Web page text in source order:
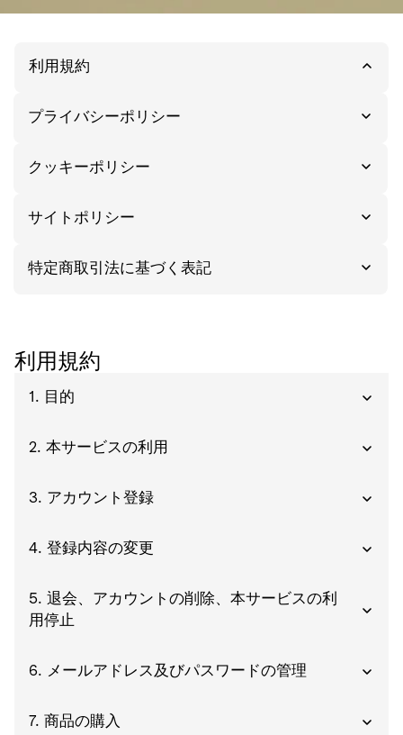
利用規約
プライバシーポリシー
クッキーポリシー
サイトポリシー
特定商取引法に基づく表記
利用規約
1. 目的
2. 本サービスの利用
3. アカウント登録
4. 登録内容の変更
5. 退会、アカウントの削除、本サービスの利
用停止
6. メールアドレス及びパスワードの管理
7. 商品の購入